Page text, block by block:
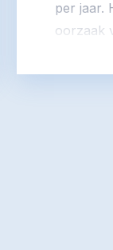
per jaar.
oorzaak